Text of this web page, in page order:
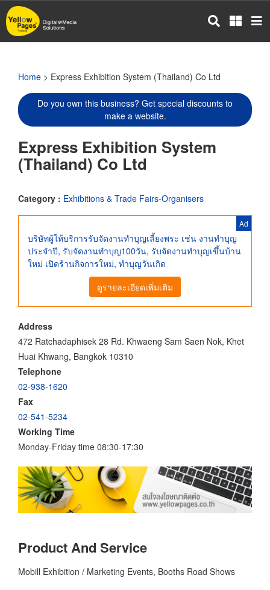
Skip
to
main
Home > Express Exhibition System (Thailand) Co Ltd
Do you own this business? Get special discounts to
make a website.
Express Exhibition System
(Thailand) Co Ltd
Category : Exhibitions & Trade Fairs-Organisers
Ad
บริษัทผู้ให้บริการรับจัดงานทำบุญเลี้ยงพระ เช่น งานทำบุญ
ประจำปี, รับจัดงานทําบุญ100วัน, รับจัดงานทำบุญเขึ้นบ้าน
ใหม่ เปิดร้านกิจการใหม่, ทำบุญวันเกิด
ดูรายละเอียดเพิ่มเติม
Address
472 Ratchadaphisek 28 Rd. Khwaeng Sam Saen Nok, Khet
Huai Khwang, Bangkok 10310
Telephone
02-938-1620
Fax
02-541-5234
Working Time
Monday-Friday time 08:30-17:30
Product And Service
Mobill Exhibition / Marketing Events, Booths Road Shows